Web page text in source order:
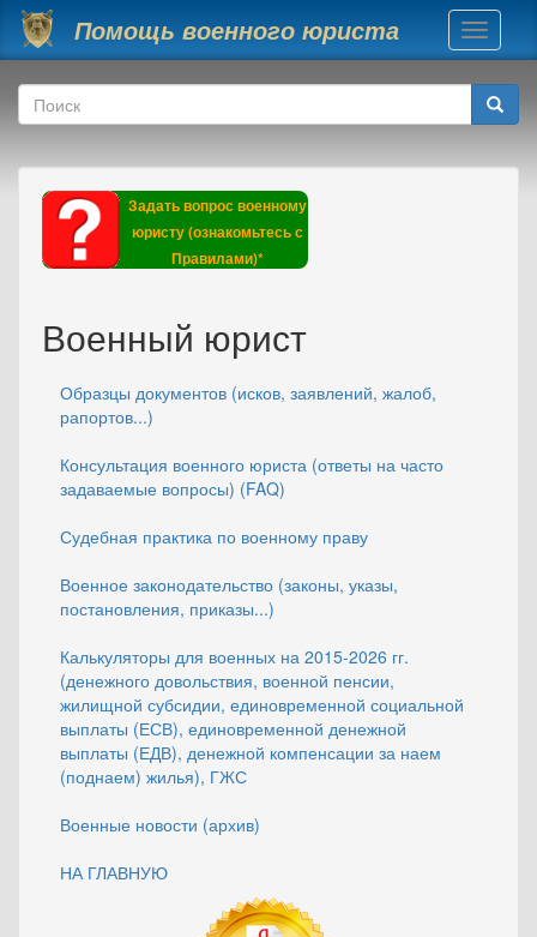
Перейти к основному содержанию
Помощь военного юриста
Toggle
Форма поиска
Поиск
Задать вопрос военному
юристу (ознакомьтесь с
Правилами)*
Военный юрист
Образцы документов (исков, заявлений, жалоб,
рапортов...)
Консультация военного юриста (ответы на часто
задаваемые вопросы) (FAQ)
Судебная практика по военному праву
Военное законодательство (законы, указы,
постановления, приказы...)
Калькуляторы для военных на 2015-2026 гг.
(денежного довольствия, военной пенсии,
жилищной субсидии, единовременной социальной
выплаты (ЕСВ), единовременной денежной
выплаты (ЕДВ), денежной компенсации за наем
(поднаем) жилья), ГЖС
Военные новости (архив)
НА ГЛАВНУЮ